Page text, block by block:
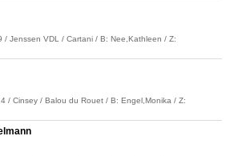
/ Jenssen VDL / Cartani / B: Nee,Kathleen / Z:
/ Cinsey / Balou du Rouet / B: Engel,Monika / Z: